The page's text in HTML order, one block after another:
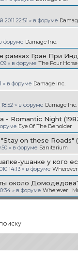
2011 22:51 » в форуме
форуме Damage Inc.
рамках Гран При
» в форуме The Four
» в форуме Damage Inc.
» в форуме Damage Inc.
- Romantic Night
Eye Of The Beholder
on these Roads"
» в форуме Sanitarium
ушанке у кого
14:13 » в форуме
около
» в форуме Wherever I